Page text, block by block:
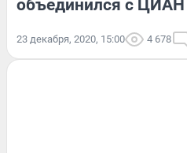
объединился с ЦИАН
23 декабря, 2020, 15:00 4 678